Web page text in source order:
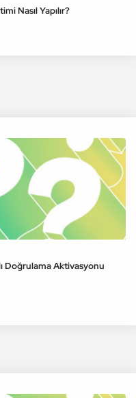
Nasıl Yapılır?
Doğrulama Aktivasyonu